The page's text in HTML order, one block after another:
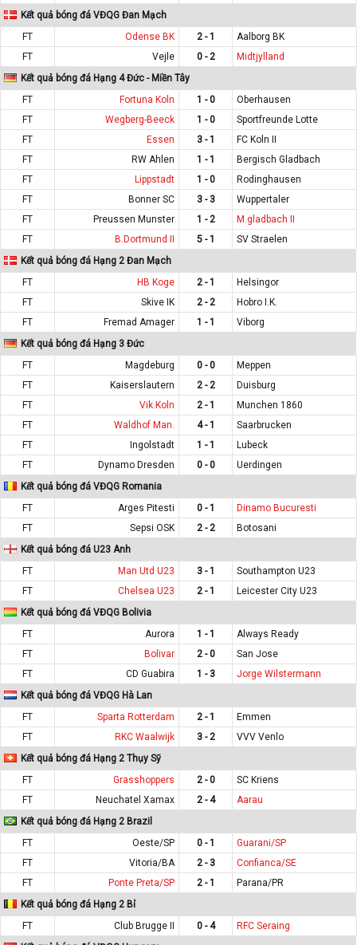
Kết quả bóng đá VĐQG Đan Mạch
FT
Odense BK 2 - 1
Aalborg BK
FT
Vejle 0 - 2
Midtjylland
Kết quả bóng đá Hạng 4 Đức - Miền Tây
FT
Fortuna Koln 1 - 0
Oberhausen
FT
Wegberg-Beeck 1 - 0
Sportfreunde Lotte
FT
Essen 3 - 1
FC Koln II
FT
RW Ahlen 1 - 1
Bergisch Gladbach
FT
Lippstadt 1 - 0
Rodinghausen
FT
Bonner SC 3 - 3
Wuppertaler
FT
Preussen Munster 1 - 2
M.gladbach II
FT
B.Dortmund II 5 - 1
SV Straelen
Kết quả bóng đá Hạng 2 Đan Mạch
FT
HB Koge 2 - 1
Helsingor
FT
Skive IK 2 - 2
Hobro I.K.
FT
Fremad Amager 1 - 1
Viborg
Kết quả bóng đá Hạng 3 Đức
FT
Magdeburg 0 - 0
Meppen
FT
Kaiserslautern 2 - 2
Duisburg
FT
Vik.Koln 2 - 1
Munchen 1860
FT
Waldhof Man. 4 - 1
Saarbrucken
FT
Ingolstadt 1 - 1
Lubeck
FT
Dynamo Dresden 0 - 0
Uerdingen
Kết quả bóng đá VĐQG Romania
FT
Arges Pitesti 0 - 1
Dinamo Bucuresti
FT
Sepsi OSK 2 - 2
Botosani
Kết quả bóng đá U23 Anh
FT
Man Utd U23 3 - 1
Southampton U23
FT
Chelsea U23 2 - 1
Leicester City U23
Kết quả bóng đá VĐQG Bolivia
FT
Aurora 1 - 1
Always Ready
FT
Bolivar 2 - 0
San Jose
FT
CD Guabira 1 - 3
Jorge Wilstermann
Kết quả bóng đá VĐQG Hà Lan
FT
Sparta Rotterdam 2 - 1
Emmen
FT
RKC Waalwijk 3 - 2
VVV Venlo
Kết quả bóng đá Hạng 2 Thụy Sỹ
FT
Grasshoppers 2 - 0
SC Kriens
FT
Neuchatel Xamax 2 - 4
Aarau
Kết quả bóng đá Hạng 2 Brazil
FT
Oeste/SP 0 - 1
Guarani/SP
FT
Vitoria/BA 2 - 3
Confianca/SE
FT
Ponte Preta/SP 2 - 1
Parana/PR
Kết quả bóng đá Hạng 2 Bỉ
FT
Club Brugge II 0 - 4
RFC Seraing